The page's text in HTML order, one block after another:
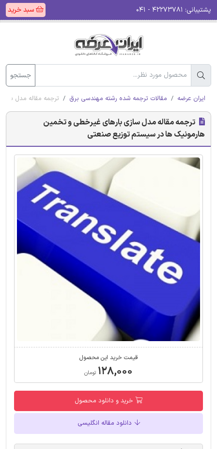
پشتیبانی: سبد خرید
جستجو
ایران عرضه مقالات ترجمه شده رشته مهندسی برق ترجمه مقاله مدل
ترجمه مقاله مدل سازی بارهای غیرخطی و تخمین
هارمونیک ها در سیستم توزیع صنعتی
قیمت خرید این محصول
۱۲۸,۰۰۰ تومان
خرید و دانلود محصول
دانلود مقاله انگلیسی